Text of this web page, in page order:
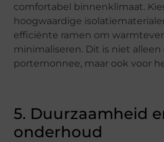
comfortabel binnenklimaat.
hoogwaardige
efficiënte ramen om
minimaliseren. Dit is niet alleen
portemonnee, maar ook voor
5. Duurzaamheid
onderhoud